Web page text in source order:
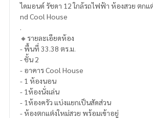
ไดมอนด์ รัชดา 12 ใกล้รถไฟฟ้า ห้องสวย ตกแ
nd Cool House
.
🔸รายละเอียดห้อง
- พื้นที่ 33.38 ตร.ม.
- ชั้น 2
- อาคาร Cool House
- 1 ห้องนอน
- 1ห้องนั่งเล่น
- 1ห้องครัว แบ่งแยกเป็นสัดส่วน
- ห้องตกแต่งใหม่สวย พร้อมเข้าอยู่